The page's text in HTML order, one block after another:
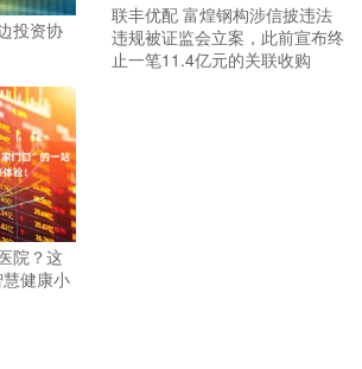
投资协
联丰优配 富煌钢构涉信披违法
违规被证监会立案，此前宣布终
止一笔11.4亿元的关联收购
院？这
慧健康小